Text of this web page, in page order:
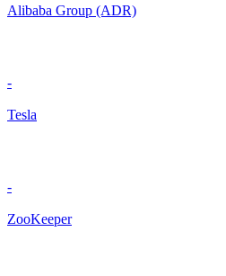
Alibaba Group (ADR)
-
Tesla
-
ZooKeeper